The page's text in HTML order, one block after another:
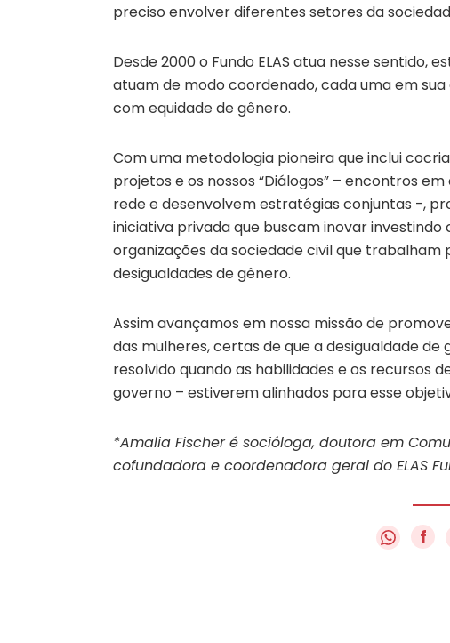
preciso envolver diferentes setores da
Desde 2000 o Fundo ELAS atua nesse
atuam de modo coordenado, cada uma em
com equidade de gênero.
Com uma metodologia pioneira que inclui
projetos e os nossos “Diálogos” – encontros
rede e desenvolvem estratégias conjuntas -,
iniciativa privada que buscam inovar
organizações da sociedade civil que
desigualdades de gênero.
Assim avançamos em nossa missão de
das mulheres, certas de que a desigualdade
resolvido quando as habilidades e os recursos
governo – estiverem alinhados para esse
*Amalia Fischer é socióloga, doutora em
cofundadora e coordenadora geral do ELAS
f